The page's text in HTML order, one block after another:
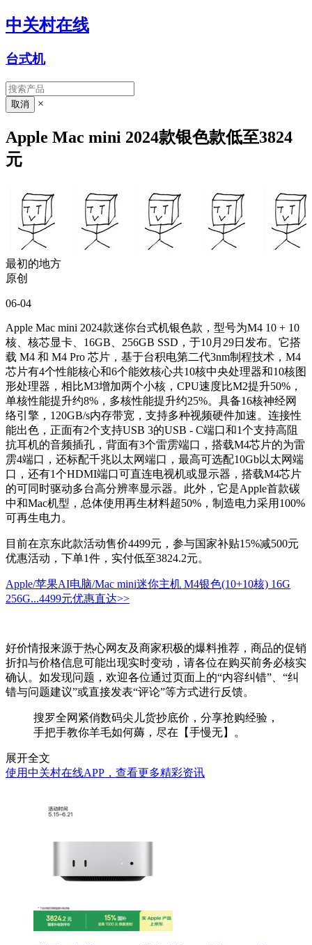
中关村在线
台式机
×
Apple Mac mini 2024款银色款低至3824
元
最初的地方
原创
06-04
Apple Mac mini 2024款迷你台式机银色款，型号为M4 10 + 10
核、核芯显卡、16GB、256GB SSD，于10月29日发布。它搭
载 M4 和 M4 Pro 芯片，基于台积电第二代3nm制程技术，M4
芯片有4个性能核心和6个能效核心共10核中央处理器和10核图
形处理器，相比M3增加两个小核，CPU速度比M2提升50%，
单核性能提升约8%，多核性能提升约25%。具备16核神经网
络引擎，120GB/s内存带宽，支持多种视频硬件加速。连接性
能出色，正面有2个支持USB 3的USB - C端口和1个支持高阻
抗耳机的音频插孔，背面有3个雷雳端口，搭载M4芯片的为雷
雳4端口，还标配千兆以太网端口，最高可选配10Gb以太网端
口，还有1个HDMI端口可直连电视机或显示器，搭载M4芯片
的可同时驱动多台高分辨率显示器。此外，它是Apple首款碳
中和Mac机型，总体使用再生材料超50%，制造电力采用100%
可再生电力。
目前在京东此款活动售价4499元，参与国家补贴15%减500元
优惠活动，下单1件，实付低至3824.2元。
Apple/苹果AI电脑/Mac mini迷你主机 M4银色(10+10核) 16G
256G...4499元优惠直达>>
好价情报来源于热心网友及商家积极的爆料推荐，商品的促销
折扣与价格信息可能出现实时变动，请各位在购买前务必核实
确认。如发现问题，欢迎各位通过页面上的“内容纠错”、“纠
错与问题建议”或直接发表“评论”等方式进行反馈。
搜罗全网紧俏数码尖儿货抄底价，分享抢购经验，
手把手教你羊毛如何薅，尽在【手慢无】。
展开全文
使用中关村在线APP，查看更多精彩资讯